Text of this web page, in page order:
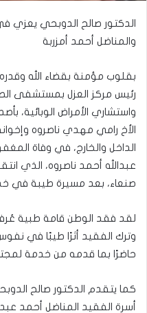
الدكتور صالح الدوبحي يعزي
والمناضل أحمد أمزربة
بقلوب مؤمنة بقضاء الله
رئيس مركز العزل بمستشفى
واستشاري الأمراض الوبائية،
الأخ رامي مهدي ناصروه
الداخل والخارج، في وفاة
عبدالله أحمد ناصروه، الذي
صنعاء، بعد مسيرة طيبة في
لقد فقد الوطن قامة طبية
وترك الفقيد أثرًا طيبًا في
حاضرًا بما قدمه من خدمة
كما يتقدم الدكتور صالح
أسرة الفقيد المناضل أحمد